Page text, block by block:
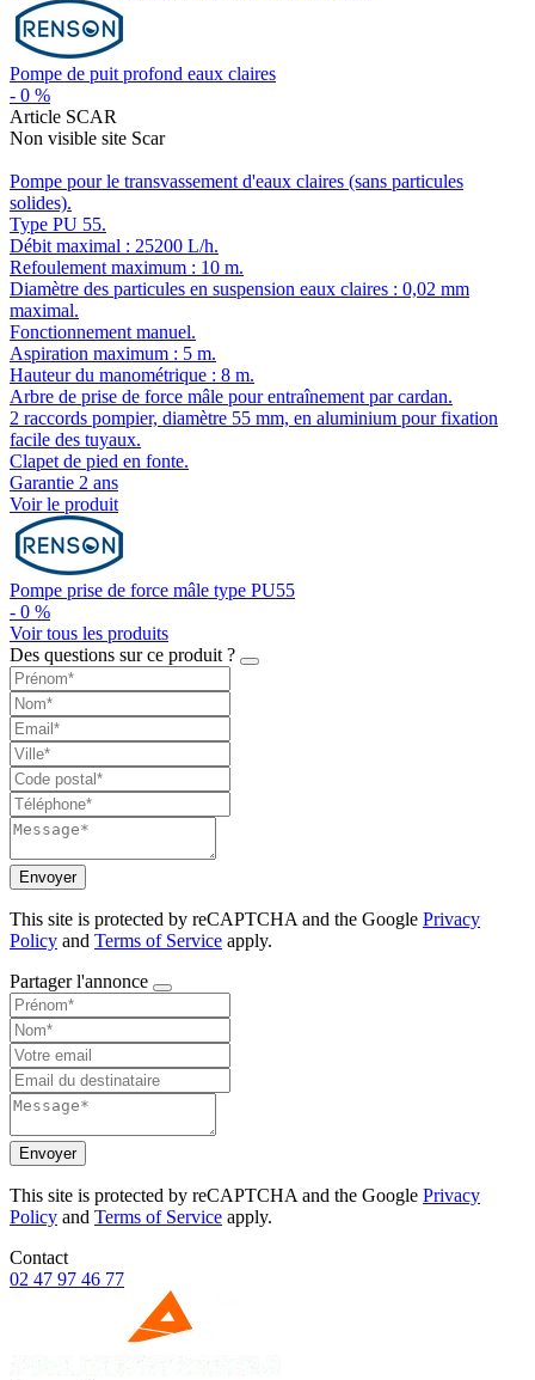
Pompe de puit profond eaux claires
- 0 %
Article SCAR
Non visible site Scar
Pompe pour le transvassement d'eaux claires (sans particules
solides).
Type PU 55.
Débit maximal : 25200 L/h.
Refoulement maximum : 10 m.
Diamètre des particules en suspension eaux claires : 0,02 mm
maximal.
Fonctionnement manuel.
Aspiration maximum : 5 m.
Hauteur du manométrique : 8 m.
Arbre de prise de force mâle pour entraînement par cardan.
2 raccords pompier, diamètre 55 mm, en aluminium pour fixation
facile des tuyaux.
Clapet de pied en fonte.
Garantie 2 ans
Voir le produit
Pompe prise de force mâle type PU55
- 0 %
Voir tous les produits
Des questions sur ce produit ?
Envoyer
This site is protected by reCAPTCHA and the Google Privacy
Policy and Terms of Service apply.
Partager l'annonce
Envoyer
This site is protected by reCAPTCHA and the Google Privacy
Policy and Terms of Service apply.
Contact
02 47 97 46 77